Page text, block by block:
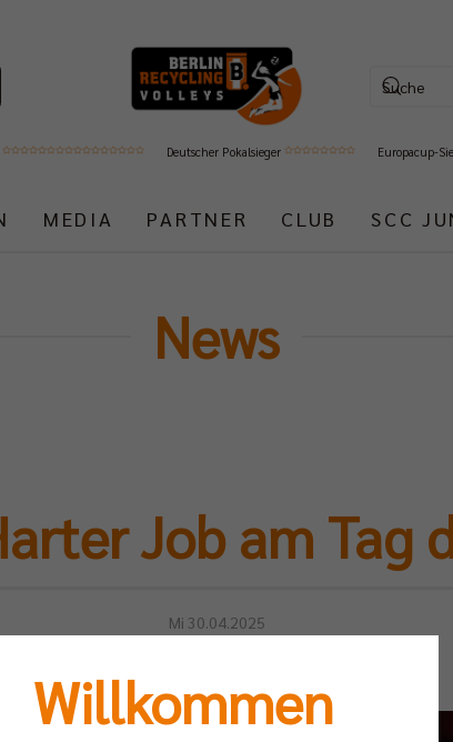
Deutscher Pokalsieger Europacup-
MEDIA PARTNER CLUB SCC
News
Job am Tag
Mi 30.04.2025
Willkommen